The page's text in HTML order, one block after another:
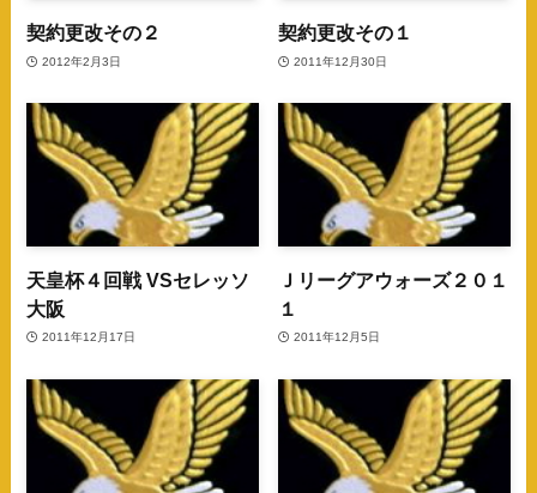
契約更改その２
2012年2月3日
契約更改その１
2011年12月30日
天皇杯４回戦 VSセレッソ
大阪
2011年12月17日
Ｊリーグアウォーズ２０１
１
2011年12月5日